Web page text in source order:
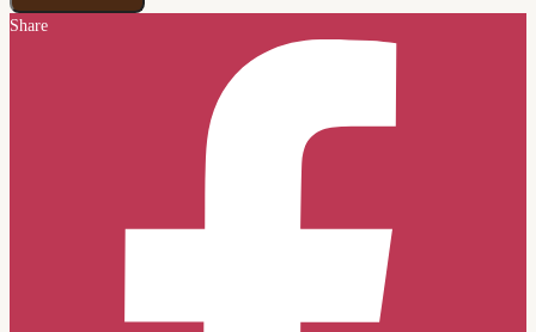
Share